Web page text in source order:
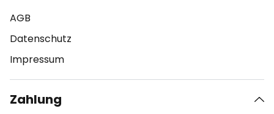
AGB
Datenschutz
Impressum
Zahlung